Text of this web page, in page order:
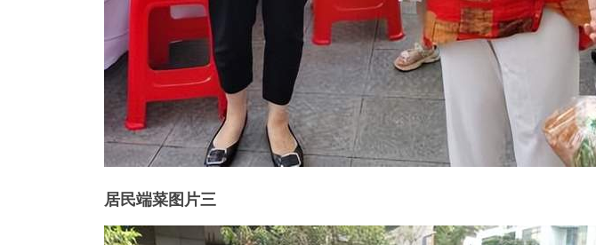
居民端菜图片三